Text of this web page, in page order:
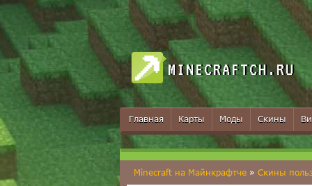
MINECRAFTCH.RU
Главная Карты Моды Скины
Minecraft на Майнкрафтче » Скины